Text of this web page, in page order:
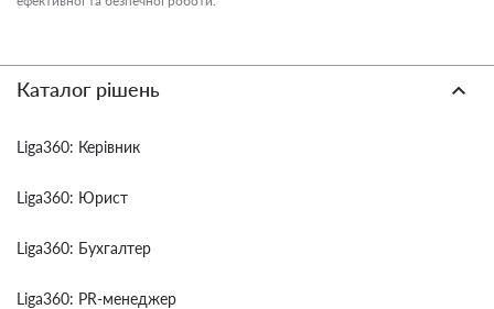
Каталог рішень
Liga360: Керівник
Liga360: Юрист
Liga360: Бухгалтер
Liga360: PR-менеджер